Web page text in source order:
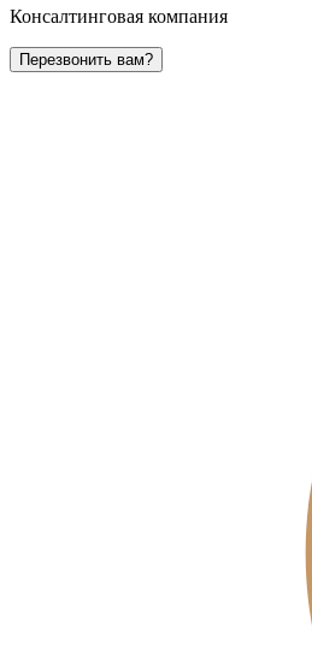
Консалтинговая компания
Перезвонить вам?